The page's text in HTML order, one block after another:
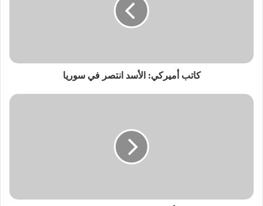
كاتب أميركي: الأسد انتصر في سوريا